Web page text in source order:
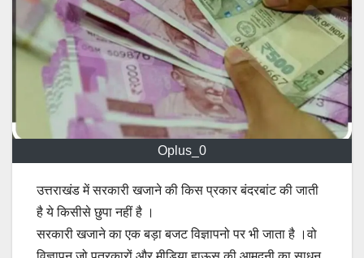
Oplus_0
उत्तराखंड में सरकारी खजाने की किस प्रकार बंदरबांट की जाती
है ये किसीसे छुपा नहीं है ।
सरकारी खजाने का एक बड़ा बजट विज्ञापनो पर भी जाता है ।वो